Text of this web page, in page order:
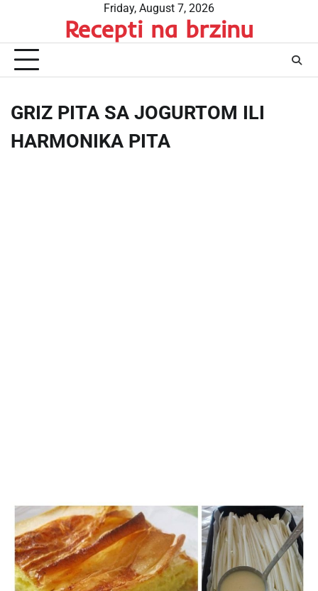
content
Friday, August 7, 2026
Recepti na brzinu
GRIZ PITA SA JOGURTOM ILI
HARMONIKA PITA